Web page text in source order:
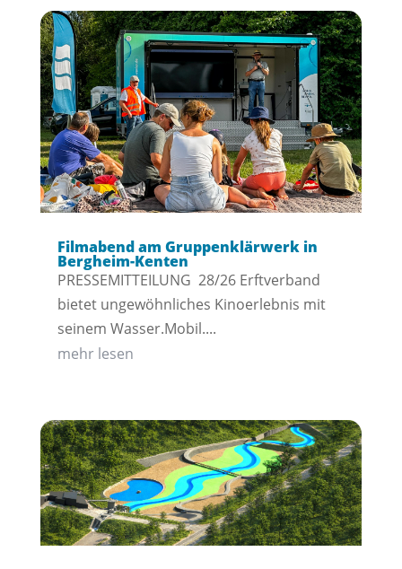
Filmabend am Gruppenklärwerk in
Bergheim-Kenten
PRESSEMITTEILUNG 28/26 Erftverband
bietet ungewöhnliches Kinoerlebnis mit
seinem Wasser.Mobil....
mehr lesen